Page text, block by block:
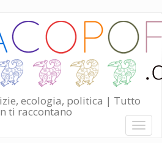
ecologia, politica | Tutto
ti raccontano
Toggle